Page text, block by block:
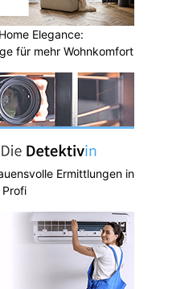
Elegance:
für mehr Wohnkomfort
Ermittlungen in